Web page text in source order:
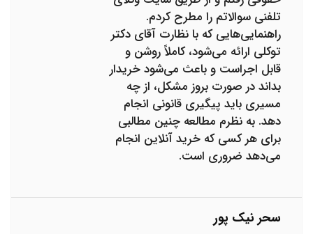
تلفنی سوالاتم را مطرح کردم.
راهنمایی‌هایی که با نظارت آقای دکتر
توکلی ارائه می‌شود، کاملاً روشن و
قابل اجراست و باعث می‌شود خریدار
بداند در صورت بروز مشکل، از چه
مسیری باید پیگیری قانونی انجام
دهد. به نظرم مطالعه چنین مطالبی
برای هر کسی که خرید آنلاین انجام
می‌دهد ضروری است.
سحر نیک پور